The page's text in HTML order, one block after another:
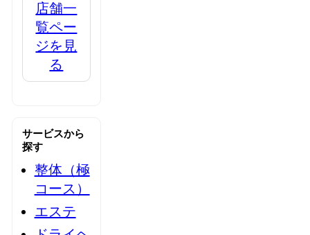
店舗一
覧ペー
ジを見
る
サービスから
探す
整体（極
コース）
エステ